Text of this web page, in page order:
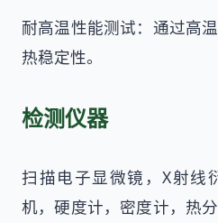
耐高温性能测试：通过高
热稳定性。
检测仪器
扫描电子显微镜，X射线
机，硬度计，密度计，热